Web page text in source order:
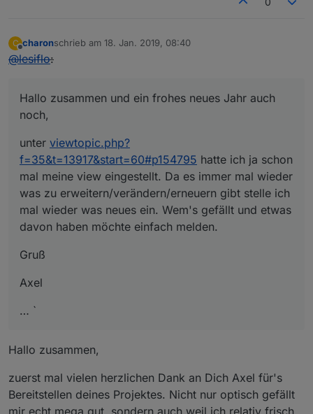
C
Offline
charonschrieb am 18. Jan. 2019, 08:40
zuletzt editiert von
@lesiflo:
Hallo zusammen und ein frohes neues Jahr auch
noch,
unter viewtopic.php?
f=35&t=13917&start=60#p154795 hatte ich ja schon
mal meine view eingestellt. Da es immer mal wieder
was zu erweitern/verändern/erneuern gibt stelle ich
mal wieder was neues ein. Wem's gefällt und etwas
davon haben möchte einfach melden.
Gruß
Axel
… `
Hallo zusammen,
zuerst mal vielen herzlichen Dank an Dich Axel für's
Bereitstellen deines Projektes. Nicht nur optisch gefällt
mir echt mega gut, sondern auch weil ich relativ frisch